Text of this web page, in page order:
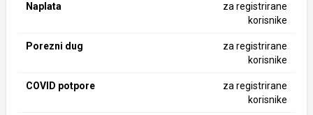
Naplata
za registrirane
korisnike
Porezni dug
za registrirane
korisnike
COVID potpore
za registrirane
korisnike